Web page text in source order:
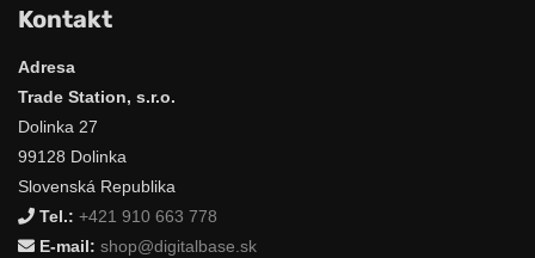
Kontakt
Adresa
Trade Station, s.r.o.
Dolinka 27
99128 Dolinka
Slovenská Republika
Tel.: +421 910 663 778
E-mail: shop@digitalbase.sk